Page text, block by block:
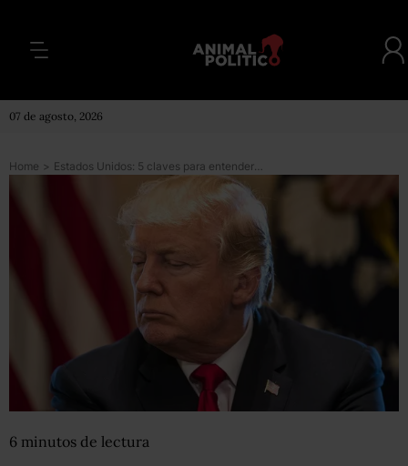
07 de agosto, 2026
Home > Estados Unidos: 5 claves para entender el arancel a las importaciones de acero y aluminio anunciadas por Donald Trump
6 minutos de lectura